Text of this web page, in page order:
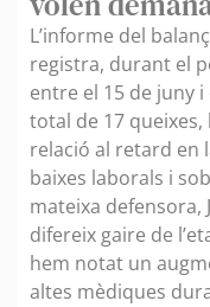
L’informe del
registra, durant el
entre el 15 de juny
total de 17
relació al retard en
baixes laborals i
mateixa defensora,
difereix gaire de
hem notat un
altes mèdiques